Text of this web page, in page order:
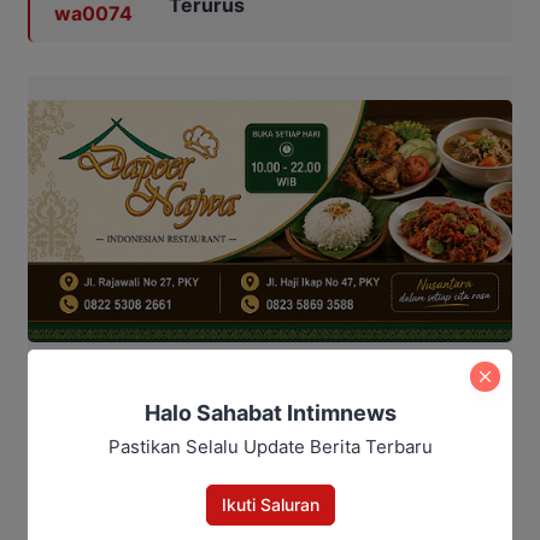
Ahmad Selanorwanda bupati seruyan
DAD Seruyan Damang Kepala Adat Kabupaten Seruyan
Tokoh adat
Halo Sahabat Intimnews
Pastikan Selalu Update Berita Terbaru
Ikuti Saluran